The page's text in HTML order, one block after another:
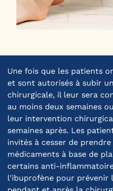
Une fois que les patients
et sont autorisés à subir
chirurgicale, il leur sera
au moins deux semaines
leur intervention
semaines après. Les
invités à cesser de
médicaments à base de
certains anti-
l'ibuprofène pour prévenir